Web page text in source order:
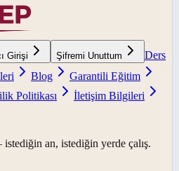
Girişi Şifremi Unuttum
Ders
Blog
Garantili Eğitim
Politikası
İletişim Bilgileri
an, istediğin yerde çalış.